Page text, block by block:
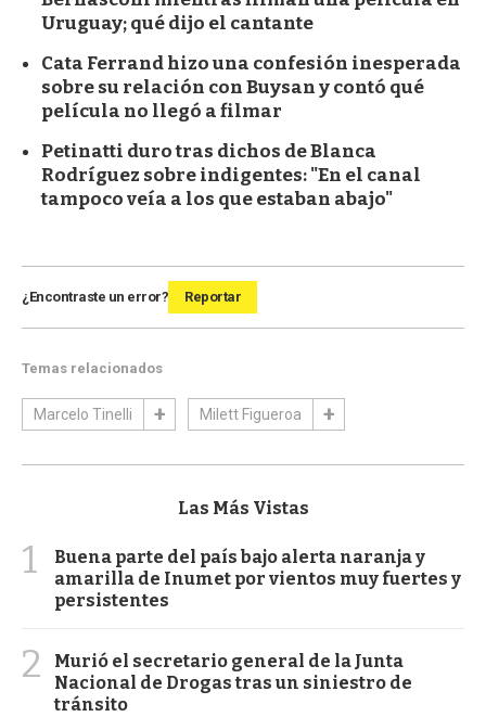
Uruguay; qué dijo el cantante
Cata Ferrand hizo una confesión inesperada
sobre su relación con Buysan y contó qué
película no llegó a filmar
Petinatti duro tras dichos de Blanca
Rodríguez sobre indigentes: "En el canal
tampoco veía a los que estaban abajo"
¿Encontraste un error? Reportar
Temas relacionados
Marcelo Tinelli Milett Figueroa
Las Más Vistas
1
Buena parte del país bajo alerta naranja y
amarilla de Inumet por vientos muy fuertes y
persistentes
2
Murió el secretario general de la Junta
Nacional de Drogas tras un siniestro de
tránsito